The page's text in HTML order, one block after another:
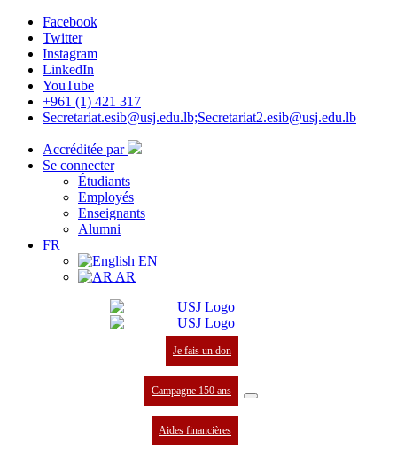
Facebook
Twitter
Instagram
LinkedIn
YouTube
+961 (1) 421 317
Secretariat.esib@usj.edu.lb;Secretariat2.esib@usj.edu.lb
Accréditée par
Se connecter
Étudiants
Employés
Enseignants
Alumni
FR
EN
AR
Je fais un don
Campagne 150 ans
Aides financières